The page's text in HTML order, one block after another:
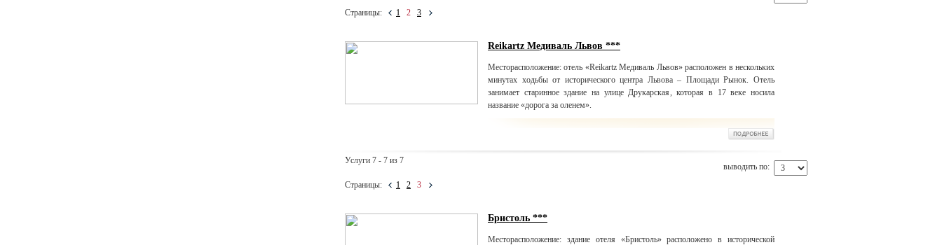
Страницы: 1 2 3
Reikartz Медиваль Львов ***
Месторасположение: отель «Reikartz Медиваль Львов» расположен в нескольких
минутах ходьбы от исторического центра Львова – Площади Рынок. Отель
занимает старинное здание на улице Друкарская, которая в 17 веке носила
название «дорога за оленем».
Услуги 7 - 7 из 7
Страницы: 1 2 3
выводить по:
Бристоль ***
Месторасположение: здание отеля «Бристоль» расположено в исторической